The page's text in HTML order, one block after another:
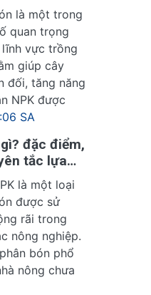
là một trong
quan trọng
vực trồng
giúp cây
đối, tăng năng
NPK được
SA
đặc điểm,
tắc lựa
biết
là một loại
được sử
rãi trong
nông nghiệp.
bón phổ
nông chưa